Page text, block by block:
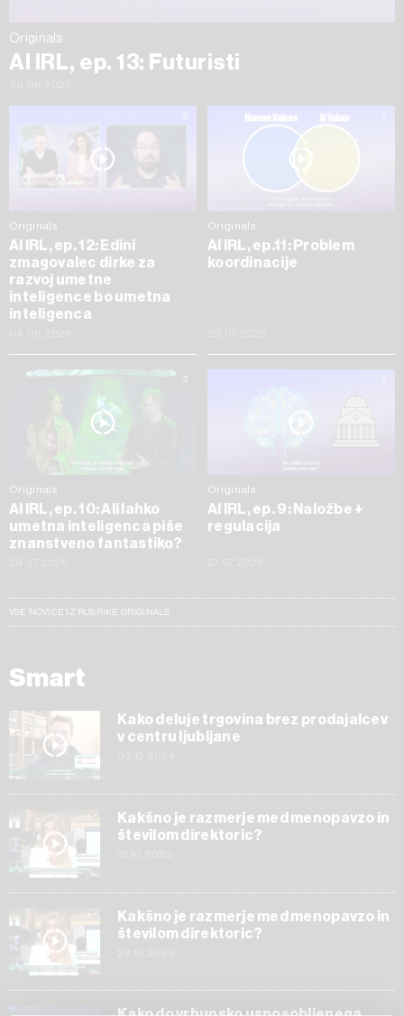
Originals
AI IRL, ep. 13: Futuristi
Originals
AI IRL, ep. 12: Edini
zmagovalec dirke za
razvoj umetne
inteligence bo umetna
inteligenca
Originals
AI IRL, ep.11: Problem
koordinacije
Originals
AI IRL, ep. 10: Ali lahko
umetna inteligenca piše
znanstveno fantastiko?
Originals
AI IRL, ep. 9: Naložbe +
regulacija
VSE NOVICE IZ RUBRIKE ORIGINALS
Smart
Kako deluje trgovina brez prodajalcev
v centru ljubljane
Kakšno je razmerje med menopavzo in
številom direktoric?
Kakšno je razmerje med menopavzo in
številom direktoric?